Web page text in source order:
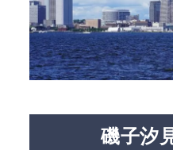
磯子汐